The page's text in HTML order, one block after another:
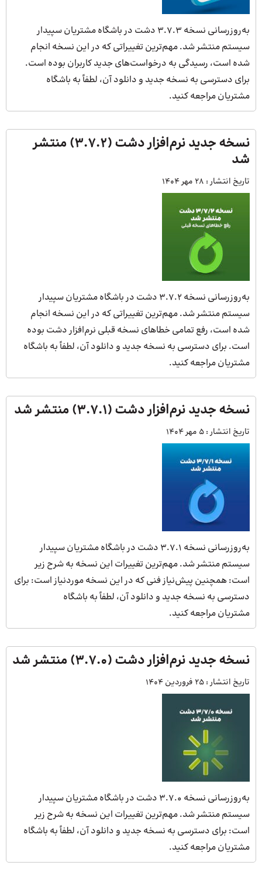
به‌روزرسانی نسخه 3.7.3 دشت در باشگاه مشتریان سپیدار
سیستم منتشر شد. مهم‌ترین تغییراتی که در این نسخه انجام
شده است، رسیدگی به درخواست‌های جدید کاربران بوده است.
برای دسترسی به نسخه جدید و دانلود آن، لطفاً به باشگاه
مشتریان مراجعه کنید.
نسخه جدید نرم‌افزار دشت (3.7.2) منتشر
شد
تاریخ انتشار : 28 مهر 1404
به‌روزرسانی نسخه 3.7.2 دشت در باشگاه مشتریان سپیدار
سیستم منتشر شد. مهم‌ترین تغییراتی که در این نسخه انجام
شده است، رفع تمامی خطاهای نسخه قبلی نرم‌افزار دشت بوده
است. برای دسترسی به نسخه جدید و دانلود آن، لطفاً به باشگاه
مشتریان مراجعه کنید.
نسخه جدید نرم‌افزار دشت (3.7.1) منتشر شد
تاریخ انتشار : 5 مهر 1404
به‌روزرسانی نسخه 3.7.1 دشت در باشگاه مشتریان سپیدار
سیستم منتشر شد. مهم‌ترین تغییرات این نسخه به شرح زیر
است: همچنین پیش‌نیاز فنی که در این نسخه موردنیاز است: برای
دسترسی به نسخه جدید و دانلود آن، لطفاً به باشگاه
مشتریان مراجعه کنید.
نسخه جدید نرم‌افزار دشت (3.7.0) منتشر شد
تاریخ انتشار : 25 فروردین 1404
به‌روزرسانی نسخه 3.7.0 دشت در باشگاه مشتریان سپیدار
سیستم منتشر شد. مهم‌ترین تغییرات این نسخه به شرح زیر
است: برای دسترسی به نسخه جدید و دانلود آن، لطفاً به باشگاه
مشتریان مراجعه کنید.